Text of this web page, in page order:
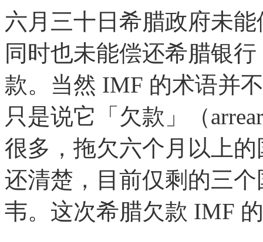
六月三十日希腊政府未
同时也未能偿还希腊银
款。当然 IMF 的术语并
只是说它「欠款」（
很多，拖欠六个月以上
还清楚，目前仅剩的三
韦。这次希腊欠款 IMF